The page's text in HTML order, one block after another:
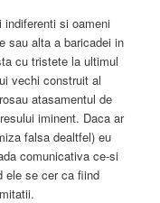
indiferenti si oameni
sau alta a baricadei in
cu tristete la ultimul
vechi construit al
atasamentul de
iminent. Daca ar
falsa dealtfel) eu
comunicativa ce-si
ele se cer ca fiind